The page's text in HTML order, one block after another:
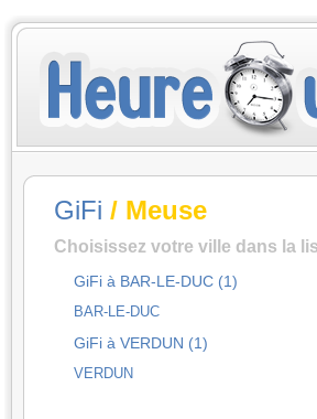
GiFi / Meuse
Choisissez votre ville dans la
GiFi à BAR-LE-DUC (1)
BAR-LE-DUC
GiFi à VERDUN (1)
VERDUN